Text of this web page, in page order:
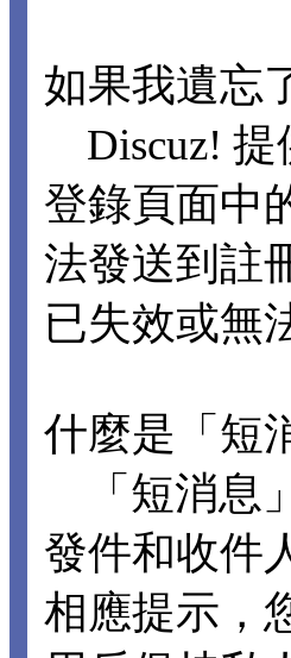
如果我遺忘
Discuz! 提
登錄頁面中
法發送到註
已失效或無
什麼是「短
「短消息
發件和收件
相應提示，